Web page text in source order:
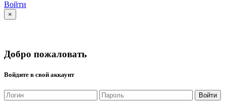
Войти
×
Добро пожаловать
Войдите в свой аккаунт
Войти